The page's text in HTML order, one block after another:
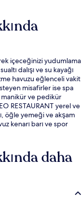
içeceğinizi yudumlama
dalışı ve su kayağı
havuzu eğlenceli vakit
misafirler ise spa
manikür ve pedikür
RESTAURANT yerel ve
öğle yemeği ve akşam
kenarı barı ve spor
arasında yardıma
daha